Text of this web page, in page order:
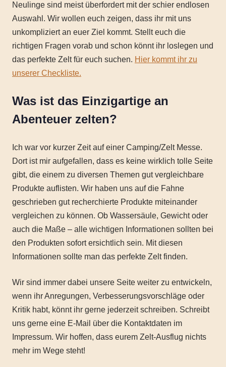
Neulinge sind meist überfordert mit der schier endlosen
Auswahl. Wir wollen euch zeigen, dass ihr mit uns
unkompliziert an euer Ziel kommt. Stellt euch die
richtigen Fragen vorab und schon könnt ihr loslegen und
das perfekte Zelt für euch suchen. Hier kommt ihr zu
unserer Checkliste.
Was ist das Einzigartige an
Abenteuer zelten?
Ich war vor kurzer Zeit auf einer Camping/Zelt Messe.
Dort ist mir aufgefallen, dass es keine wirklich tolle Seite
gibt, die einem zu diversen Themen gut vergleichbare
Produkte auflisten. Wir haben uns auf die Fahne
geschrieben gut recherchierte Produkte miteinander
vergleichen zu können. Ob Wassersäule, Gewicht oder
auch die Maße – alle wichtigen Informationen sollten bei
den Produkten sofort ersichtlich sein. Mit diesen
Informationen sollte man das perfekte Zelt finden.
Wir sind immer dabei unsere Seite weiter zu entwickeln,
wenn ihr Anregungen, Verbesserungsvorschläge oder
Kritik habt, könnt ihr gerne jederzeit schreiben. Schreibt
uns gerne eine E-Mail über die Kontaktdaten im
Impressum. Wir hoffen, dass eurem Zelt-Ausflug nichts
mehr im Wege steht!